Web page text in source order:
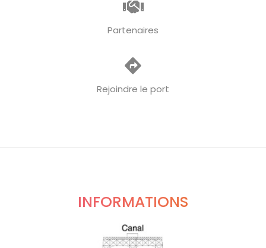
Partenaires
Rejoindre le port
INFORMATIONS